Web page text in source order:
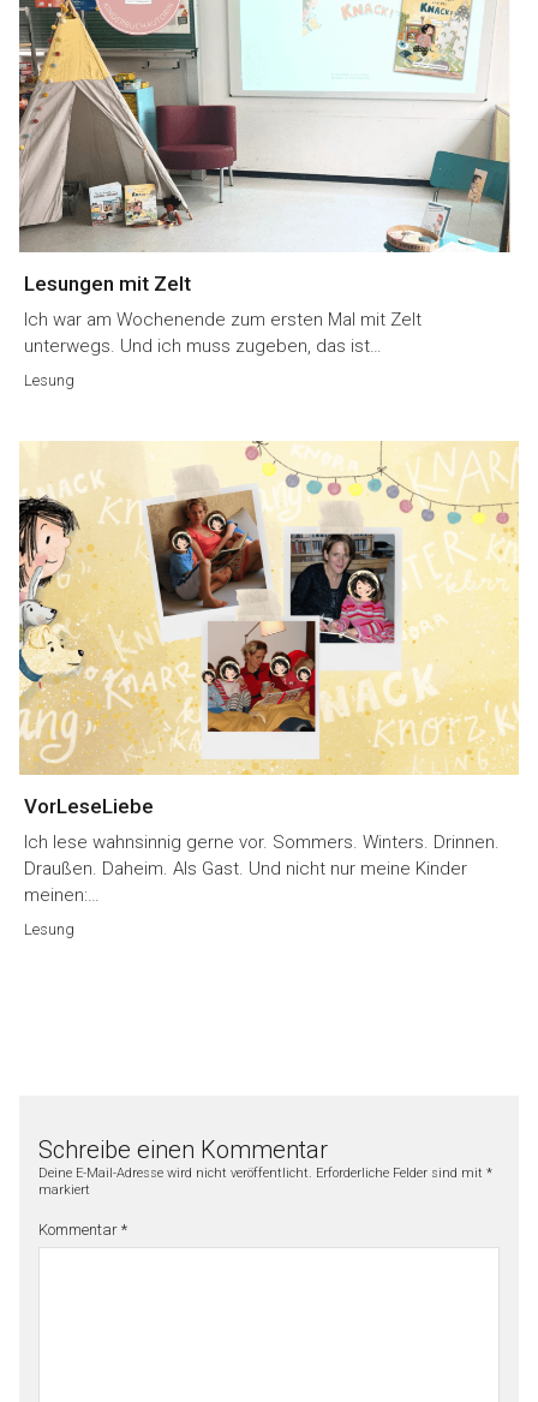
Lesungen mit Zelt
Ich war am Wochenende zum ersten Mal mit Zelt
unterwegs. Und ich muss zugeben, das ist…
Lesung
VorLeseLiebe
Ich lese wahnsinnig gerne vor. Sommers. Winters. Drinnen.
Draußen. Daheim. Als Gast. Und nicht nur meine Kinder
meinen:…
Lesung
Schreibe einen Kommentar
Deine E-Mail-Adresse wird nicht veröffentlicht. Erforderliche Felder sind mit *
markiert
Kommentar *